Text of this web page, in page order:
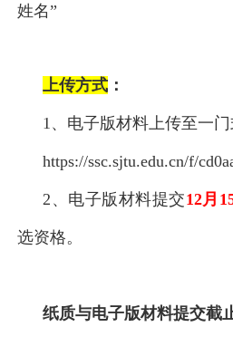
姓名”
上传方式 ：
1、电子版材料上传至一
https://ssc.sjtu.edu.cn/f/
2、电子版材料提交12月
选资格。
纸质与电子版材料提交截